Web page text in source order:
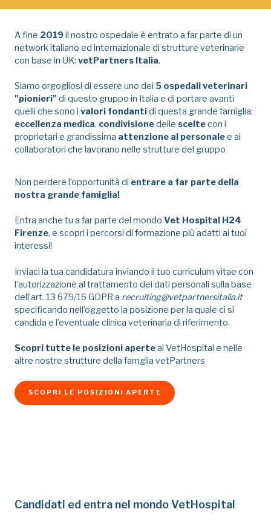
A fine 2019il nostro ospedale è entrato a far parte di un
network italiano ed internazionale di strutture veterinarie
con base in UK: vetPartners Italia.
Siamo orgogliosi di essere uno dei 5 ospedali veterinari
"pionieri" di questo gruppo in Italia e di portare avanti
quelli che sono i valori fondantidi questa grande famiglia:
eccellenza medica, condivisionedelle sceltecon i
proprietari e grandissima attenzione al personalee ai
collaboratori che lavorano nelle strutture del gruppo
Non perdere l’opportunità di entrare a far parte della
nostra grande famiglia!
Entra anche tu a far parte del mondo Vet Hospital H24
Firenze, e scopri i percorsi di formazione più adatti ai tuoi
interessi!
Inviaci la tua candidatura inviando il tuo curriculum vitae con
l’autorizzazione al trattamento dei dati personali sulla base
dell’art. 13 679/16 GDPR a recruiting@vetpartnersitalia.it
specificando nell’oggetto la posizione per la quale ci si
candida e l’eventuale clinica veterinaria di riferimento.
Scopri tutte le posizioni aperteal VetHospital e nelle
altre nostre strutture della famglia vetPartners
SCOPRI LE POSIZIONI APERTE
Candidati ed entra nel mondo VetHospital